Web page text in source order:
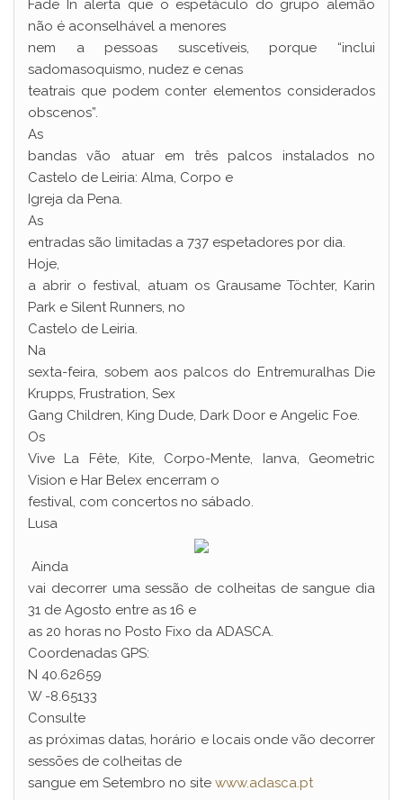
Fade In alerta que o espetáculo do grupo alemão
não é aconselhável a menores
nem a pessoas suscetíveis, porque “inclui
sadomasoquismo, nudez e cenas
teatrais que podem conter elementos considerados
obscenos”.
As
bandas vão atuar em três palcos instalados no
Castelo de Leiria: Alma, Corpo e
Igreja da Pena.
As
entradas são limitadas a 737 espetadores por dia.
Hoje,
a abrir o festival, atuam os Grausame Töchter, Karin
Park e Silent Runners, no
Castelo de Leiria.
Na
sexta-feira, sobem aos palcos do Entremuralhas Die
Krupps, Frustration, Sex
Gang Children, King Dude, Dark Door e Angelic Foe.
Os
Vive La Fête, Kite, Corpo-Mente, Ianva, Geometric
Vision e Har Belex encerram o
festival, com concertos no sábado.
Lusa
Ainda
vai decorrer uma sessão de colheitas de sangue dia
31 de Agosto entre as 16 e
as 20 horas no Posto Fixo da ADASCA.
Coordenadas GPS:
N 40.62659
W -8.65133
Consulte
as próximas datas, horário e locais onde vão decorrer
sessões de colheitas de
sangue em Setembro no site www.adasca.pt